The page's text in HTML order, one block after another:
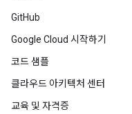
GitHub
Google Cloud 시작하기
코드 샘플
클라우드 아키텍처 센터
교육 및 자격증